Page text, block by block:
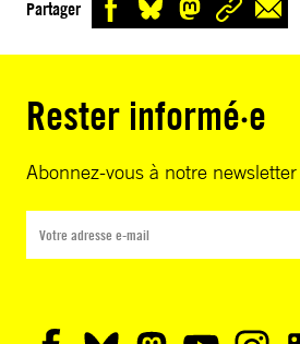
Partager
Rester informé·e
Abonnez-vous à notre